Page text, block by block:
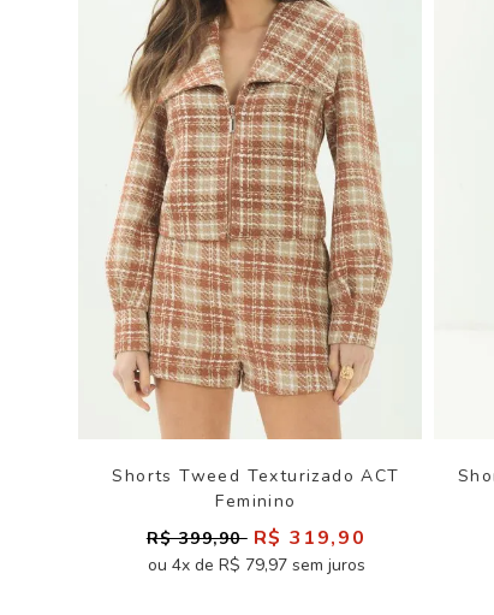
Shorts Tweed Texturizado ACT
Feminino
R$ 399,90 R$ 319,90
ou 4x de R$ 79,97 sem juros